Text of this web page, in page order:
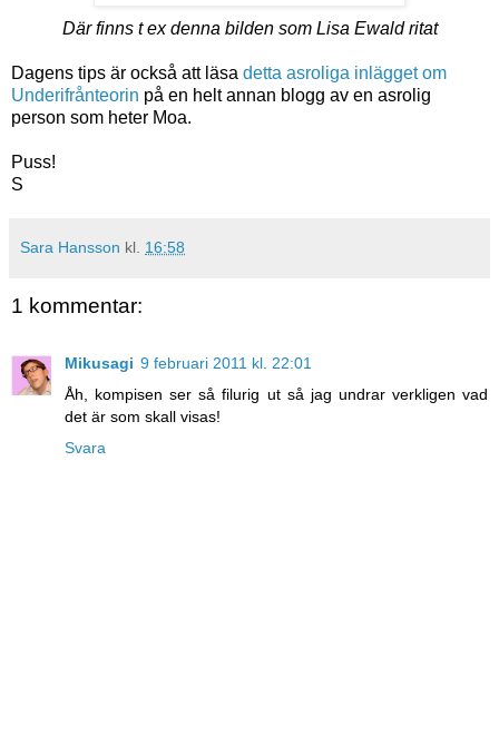
Där finns t ex denna bilden som Lisa Ewald ritat
Dagens tips är också att läsa detta asroliga inlägget om
Underifrånteorin på en helt annan blogg av en asrolig
person som heter Moa.
Puss!
S
Sara Hansson kl. 16:58
1 kommentar:
Mikusagi 9 februari 2011 kl. 22:01
Åh, kompisen ser så filurig ut så jag undrar verkligen vad
det är som skall visas!
Svara